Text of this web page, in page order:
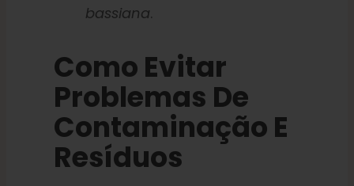
bassiana.
Como Evitar
Problemas De
Contaminação E
Resíduos